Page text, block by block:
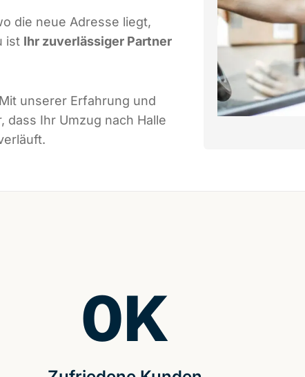
die neue Adresse liegt,
ist Ihr zuverlässiger Partner
unserer Erfahrung und
Ihr Umzug nach Halle
0K